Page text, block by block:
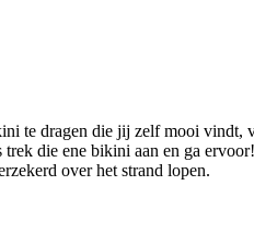
te dragen die jij zelf mooi
die ene bikini aan en ga
over het strand lopen.